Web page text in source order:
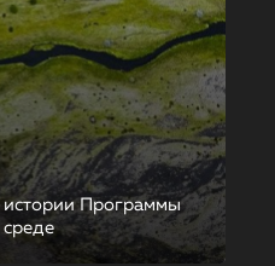
истории Программы